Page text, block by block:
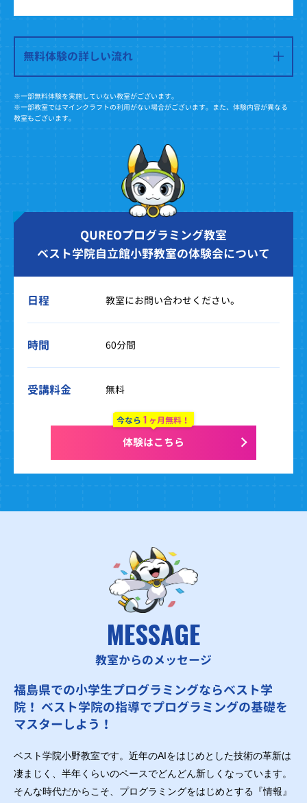
無料体験の詳しい流れ
※一部無料体験を実施していない教室がございます。
※一部教室ではマインクラフトの利用がない場合がございます。また、体験内容が異なる
教室もございます。
QUREOプログラミング教室
ベスト学院自立館小野教室の体験会について
日程 教室にお問い合わせください。
時間 60分間
受講料金 無料
今なら1 ヶ月無料！
体験はこちら
MESSAGE
教室からのメッセージ
福島県での小学生プログラミングならベスト学
院！ ベスト学院の指導でプログラミングの基礎を
マスターしよう！
ベスト学院小野教室です。近年のAIをはじめとした技術の革新は
凄まじく、半年くらいのペースでどんどん新しくなっています。
そんな時代だからこそ、プログラミングをはじめとする『情報』